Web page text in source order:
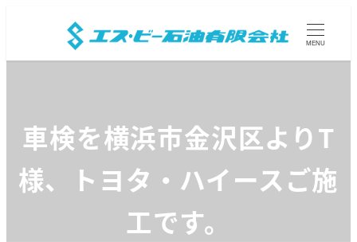
MENU
車検を横浜市金沢区よりT
様、トヨタ・ハイースご施
工です。